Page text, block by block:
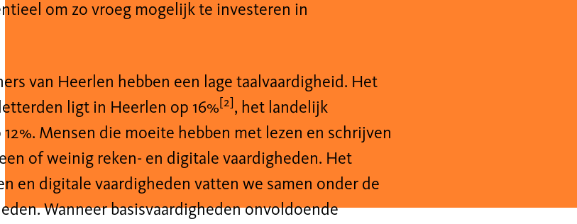
om zo vroeg mogelijk te investeren in
van Heerlen hebben een lage taalvaardigheid. Het
ligt in Heerlen op 16% [2] , het landelijk
Mensen die moeite hebben met lezen en schrijven
of weinig reken- en digitale vaardigheden. Het
en digitale vaardigheden vatten we samen onder de
Wanneer basisvaardigheden onvoldoende